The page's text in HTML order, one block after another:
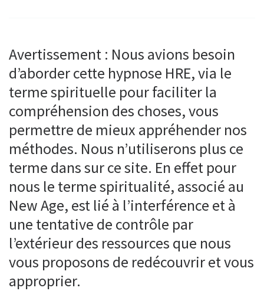
Avertissement : Nous avions besoin
d’aborder cette hypnose HRE, via le
terme spirituelle pour faciliter la
compréhension des choses, vous
permettre de mieux appréhender nos
méthodes. Nous n’utiliserons plus ce
terme dans sur ce site. En effet pour
nous le terme spiritualité, associé au
New Age, est lié à l’interférence et à
une tentative de contrôle par
l’extérieur des ressources que nous
vous proposons de redécouvrir et vous
approprier.